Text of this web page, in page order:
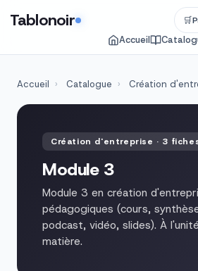
Tablonoir
Accueil
🛒
Accueil › Catalogue › Création
Création d'entreprise · 3
Module 3
Module 3 en création
pédagogiques (cours,
podcast, vidéo, slides). À
matière.